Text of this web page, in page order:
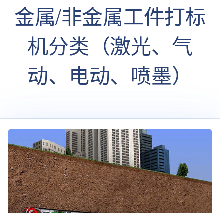
金属/非金属工件打标
机分类（激光、气
动、电动、喷墨）